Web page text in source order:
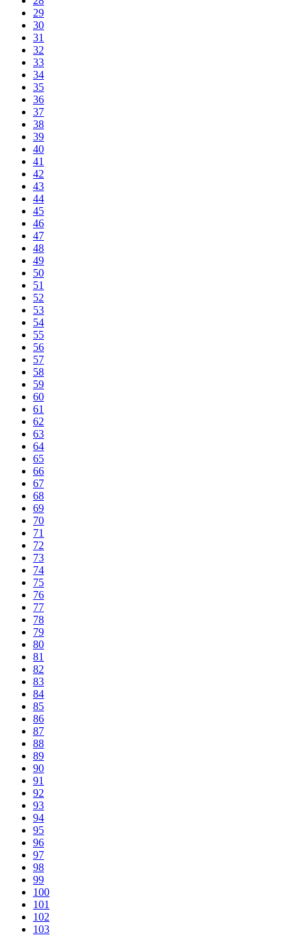
29
30
31
32
33
34
35
36
37
38
39
40
41
42
43
44
45
46
47
48
49
50
51
52
53
54
55
56
57
58
59
60
61
62
63
64
65
66
67
68
69
70
71
72
73
74
75
76
77
78
79
80
81
82
83
84
85
86
87
88
89
90
91
92
93
94
95
96
97
98
99
100
101
102
103